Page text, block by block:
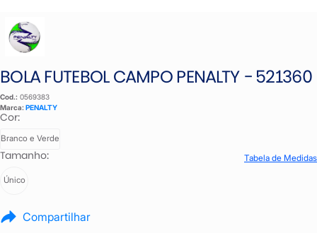
BOLA FUTEBOL CAMPO PENALTY - 521360
Cod.: 0569383
Marca: PENALTY
Cor:
Branco e Verde
Tamanho: Tabela de Medidas
Único
Compartilhar